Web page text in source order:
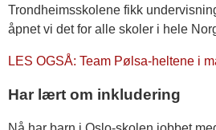
Trondheimsskolene fikk
åpnet vi det for alle skoler i hele
LES OGSÅ: Team Pølsa-heltene i
Har lært om inkludering